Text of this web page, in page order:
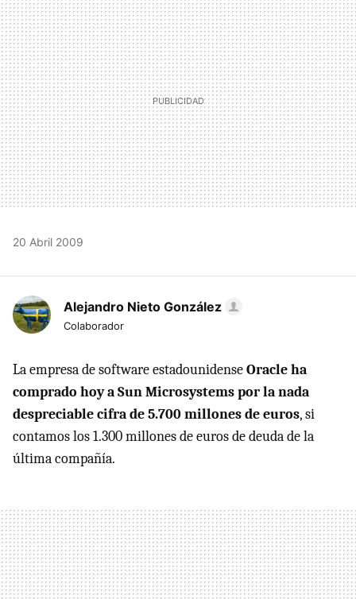
MAIL
20 Abril 2009
Alejandro Nieto González
Colaborador
La empresa de software estadounidenseOracle ha
comprado hoy a Sun Microsystems por la nada
despreciable cifra de 5.700 millones de euros, si
contamos los 1.300 millones de euros de deuda de la
última compañía.